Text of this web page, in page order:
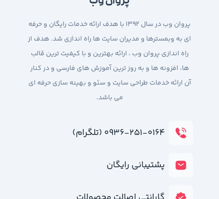
پروان وب در سال 1392 با هدف ارائه خدمات رایگان و حرفه
ای به وبمسترها و مدیران سایت ها راه اندازی شد. هدف از
راه اندازی پروان وب ، ارائه بهترین و با کیفیت ترین قالب
ها، افزونه ها و به روز ترین آموزش های فارسی و در کنار
آن ارائه خدمات طراحی سایت و سئو و بهینه سازی حرفه ای
می باشد.
۰۹۳۶-۲۵۱-۰۱۶۴ (تلگرام)
پشتیبانی رایگان